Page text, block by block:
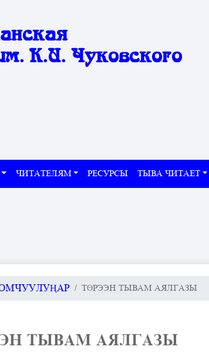
К.И. Чуковского
ЧИТАТЕЛЯМ РЕСУРСЫ ТЫВА ЧИТАЕТ
ТӨРЭЭН ТЫВАМ АЯЛГАЗЫ
ТЫВАМ АЯЛГАЗЫ